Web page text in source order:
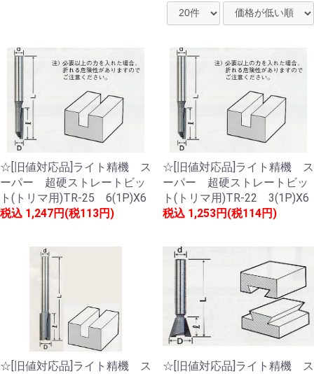
☆[旧値対応品]ライト精機 ス
ーパー 超硬ストレートビッ
ト(トリマ用)TR-25 6(1P)X6
税込 1,247円(税113円)
☆[旧値対応品]ライト精機 ス
ーパー 超硬ストレートビッ
ト(トリマ用)TR-22 3(1P)X6
税込 1,253円(税114円)
☆[旧値対応品]ライト精機 ス
☆[旧値対応品]ライト精機 ス